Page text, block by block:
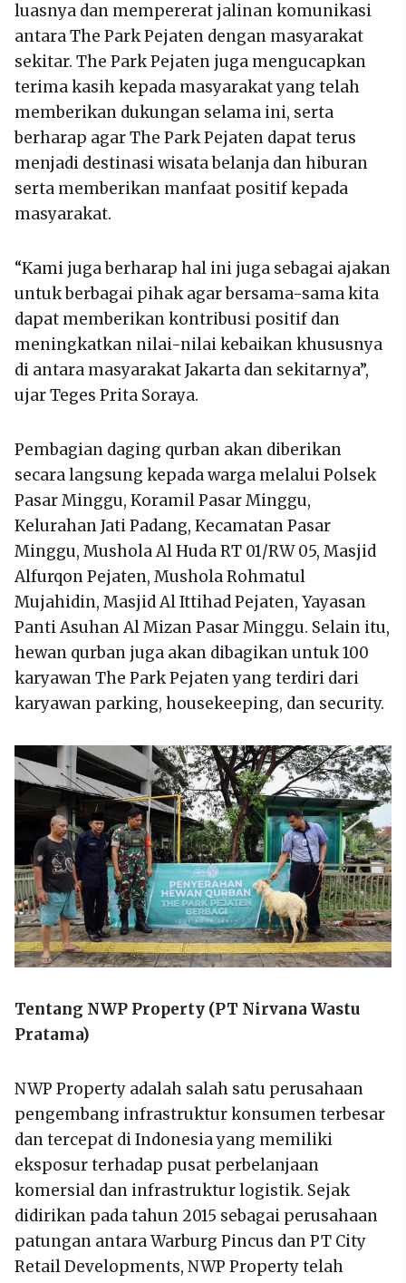
luasnya dan mempererat jalinan komunikasi
antara The Park Pejaten dengan masyarakat
sekitar. The Park Pejaten juga mengucapkan
terima kasih kepada masyarakat yang telah
memberikan dukungan selama ini, serta
berharap agar The Park Pejaten dapat terus
menjadi destinasi wisata belanja dan hiburan
serta memberikan manfaat positif kepada
masyarakat.
“Kami juga berharap hal ini juga sebagai ajakan
untuk berbagai pihak agar bersama-sama kita
dapat memberikan kontribusi positif dan
meningkatkan nilai-nilai kebaikan khususnya
di antara masyarakat Jakarta dan sekitarnya”,
ujar Teges Prita Soraya.
Pembagian daging qurban akan diberikan
secara langsung kepada warga melalui Polsek
Pasar Minggu, Koramil Pasar Minggu,
Kelurahan Jati Padang, Kecamatan Pasar
Minggu, Mushola Al Huda RT 01/RW 05, Masjid
Alfurqon Pejaten, Mushola Rohmatul
Mujahidin, Masjid Al Ittihad Pejaten, Yayasan
Panti Asuhan Al Mizan Pasar Minggu. Selain itu,
hewan qurban juga akan dibagikan untuk 100
karyawan The Park Pejaten yang terdiri dari
karyawan parking, housekeeping, dan security.
Tentang NWP Property (PT Nirvana Wastu
Pratama)
NWP Property adalah salah satu perusahaan
pengembang infrastruktur konsumen terbesar
dan tercepat di Indonesia yang memiliki
eksposur terhadap pusat perbelanjaan
komersial dan infrastruktur logistik. Sejak
didirikan pada tahun 2015 sebagai perusahaan
patungan antara Warburg Pincus dan PT City
Retail Developments, NWP Property telah